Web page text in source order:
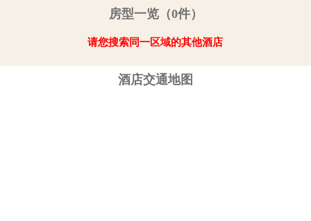
房型一览（0件）
请您搜索同一区域的其他酒店
酒店交通地图